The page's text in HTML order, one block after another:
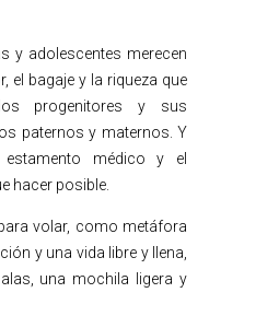
y adolescentes merecen
el bagaje y la riqueza que
progenitores y sus
paternos y maternos. Y
médico y el
hacer posible.
volar, como metáfora
y una vida libre y llena,
una mochila ligera y